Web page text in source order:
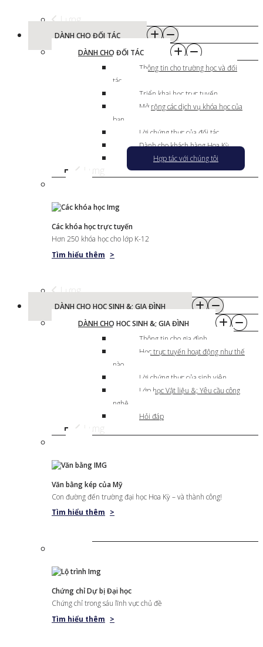
Lưng
DÀNH CHO ĐỐI TÁC
DÀNH CHO ĐỐI TÁC
Thông tin cho trường học và đối
tác
Triển khai học trực tuyến
Mở rộng các dịch vụ khóa học của
bạn
Lời chứng thực của đối tác
Dành cho khách hàng Hoa Kỳ
Hợp tác với chúng tôi
Lưng
Các khóa học trực tuyến
Hơn 250 khóa học cho lớp K-12
Tìm hiểu thêm >
Lưng
DÀNH CHO HỌC SINH &; GIA ĐÌNH
DÀNH CHO HỌC SINH &; GIA ĐÌNH
Thông tin cho gia đình
Học trực tuyến hoạt động như thế
nào
Lời chứng thực của sinh viên
Lớp học Vật liệu &; Yêu cầu công
nghệ
Hỏi đáp
Lưng
Văn bằng kép của Mỹ
Con đường đến trường đại học Hoa Kỳ – và thành công!
Tìm hiểu thêm >
Chứng chỉ Dự bị Đại học
Chứng chỉ trong sáu lĩnh vực chủ đề
Tìm hiểu thêm >